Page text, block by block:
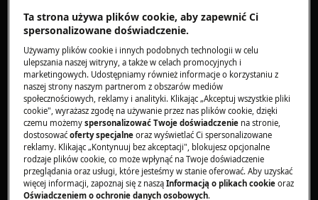
kompaktowa zmywarka do naczyń do
zabudowy
wolnostojąca kompaktowa zmywarka do
naczyń
Rozwiązanie
Sprawdź, czy dopływ wody do zmywarki jest
otwarty. Upewnij się, że zawór dopływu wody
jest w pełni otwarty, aby umożliwić swobodny
przepływ wody do urządzenia.
Ta strona używa plików cookie, aby zapewnić Ci
spersonalizowane doświadczenie.
Używamy plików cookie i innych podobnych technologii w celu
ulepszania naszej witryny, a także w celach promocyjnych i
marketingowych. Udostępniamy również informacje o korzystaniu z
naszej strony naszym partnerom z obszarów mediów
społecznościowych, reklamy i analityki. Klikając „Akceptuj wszystkie pliki
cookie", wyrażasz zgodę na używanie przez nas plików cookie, dzięki
czemu możemyspersonalizować Twoje doświadczenie na stronie,
dostosowaćoferty specjalne oraz wyświetlać Ci spersonalizowane
reklamy. Klikając „Kontynuuj bez akceptacji", blokujesz opcjonalne
rodzaje plików cookie, co może wpłynąć na Twoje doświadczenie
przeglądania oraz usługi, które jesteśmy w stanie oferować. Aby uzyskać
więcej informacji, zapoznaj się z nasząInformacją o plikach cookie oraz
Oświadczeniem o ochronie danych osobowych.